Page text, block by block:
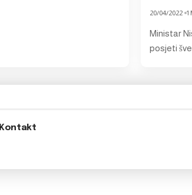
20/04/2022 1
Ministar
posjeti
Kontakt